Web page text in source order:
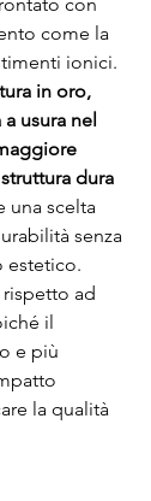
come la
ionici.
in oro,
usura nel
dura
una scelta
senza
estetico.
ad
il
e più
la qualità